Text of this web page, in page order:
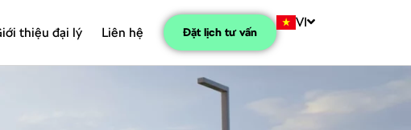
thiệu đại lý Liên hệ Đặt lịch tư vấn
VI